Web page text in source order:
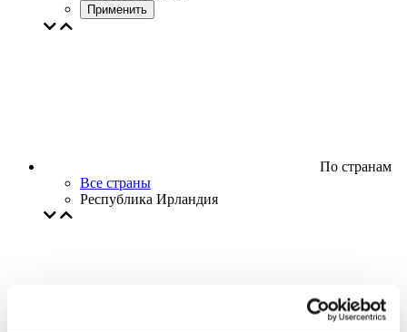
Применить
По странам
Все страны
Республика Ирландия